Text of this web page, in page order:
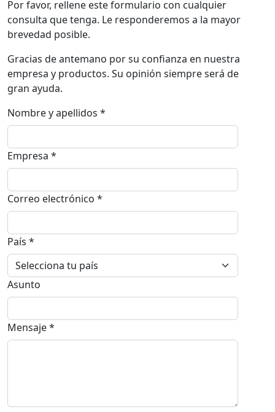
Por favor, rellene este formulario con cualquier
consulta que tenga. Le responderemos a la mayor
brevedad posible.
Gracias de antemano por su confianza en nuestra
empresa y productos. Su opinión siempre será de
gran ayuda.
Nombre y apellidos *
Empresa *
Correo electrónico *
País *
Asunto
Mensaje *